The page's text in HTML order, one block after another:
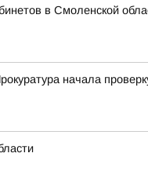
в Смоленской
начала